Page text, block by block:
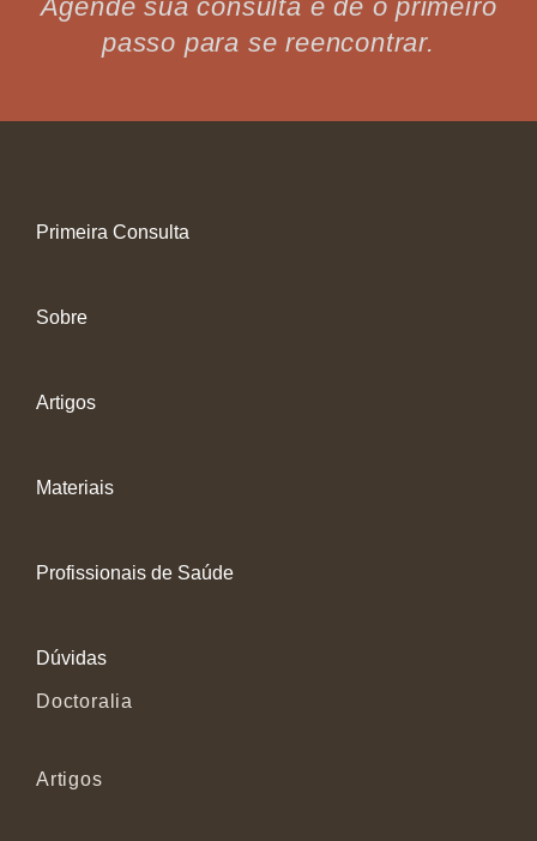
Agende sua consulta e dê o primeiro
passo para se reencontrar.
Primeira Consulta
Sobre
Artigos
Materiais
Profissionais de Saúde
Dúvidas
Doctoralia
Artigos